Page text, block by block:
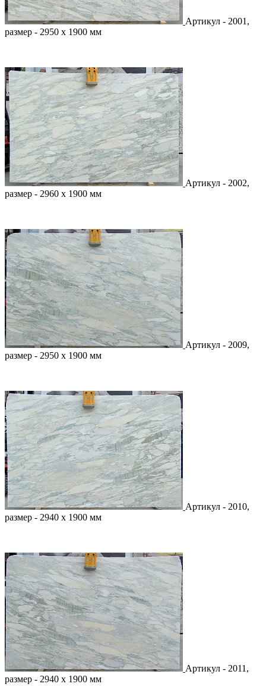
Артикул - 2001,
размер - 2950 х 1900 мм
Артикул - 2002,
размер - 2960 х 1900 мм
Артикул - 2009,
размер - 2950 х 1900 мм
Артикул - 2010,
размер - 2940 х 1900 мм
Артикул - 2011,
размер - 2940 х 1900 мм